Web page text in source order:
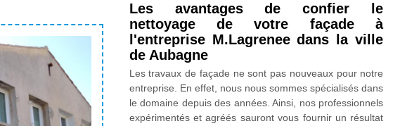
Les avantages de confier le
nettoyage de votre façade à
l'entreprise M.Lagrenee dans la ville
de Aubagne
Les travaux de façade ne sont pas nouveaux pour notre
entreprise. En effet, nous nous sommes spécialisés dans
le domaine depuis des années. Ainsi, nos professionnels
expérimentés et agréés sauront vous fournir un résultat